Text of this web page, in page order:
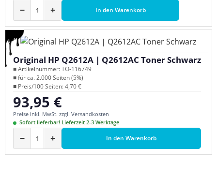
− + In den Warenkorb
Original HP Q2612A | Q2612AC Toner Schwarz
■ Artikelnummer: TO-116749
■ für ca. 2.000 Seiten (5%)
■ Preis/100 Seiten: 4,70 €
Regulärer Preis:
93,95 €
Preise inkl. MwSt. zzgl. Versandkosten
Sofort lieferbar! Lieferzeit 2-3 Werktage
− + In den Warenkorb